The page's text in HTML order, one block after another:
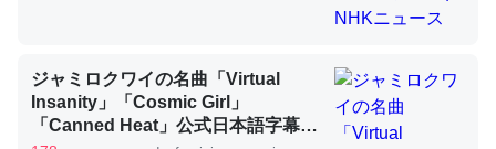
類は苦労してるんだな…。腹足類だと殻を無くしてナメク
ジになったり努力してるし。
─ニュース :: 【研究発表】昆虫学の大問題＝「昆虫はなぜ海にいな
いのか」に関する新仮説
ジャミロクワイの名曲「Virtual
Insanity」「Cosmic Girl」
「Canned Heat」公式日本語字幕付